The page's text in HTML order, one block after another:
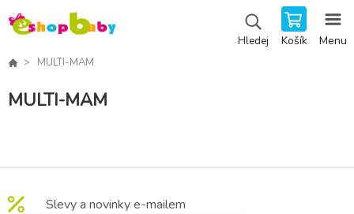
Hledej Košík Menu
MULTI-MAM
MULTI-MAM
Slevy a novinky e-mailem